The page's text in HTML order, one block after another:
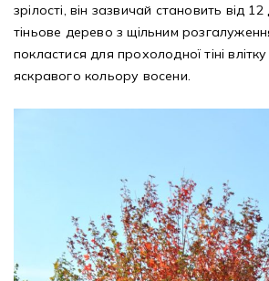
зрілості, він зазвичай становить від
тіньове дерево з щільним
покластися для прохолодної тіні
яскравого кольору восени.